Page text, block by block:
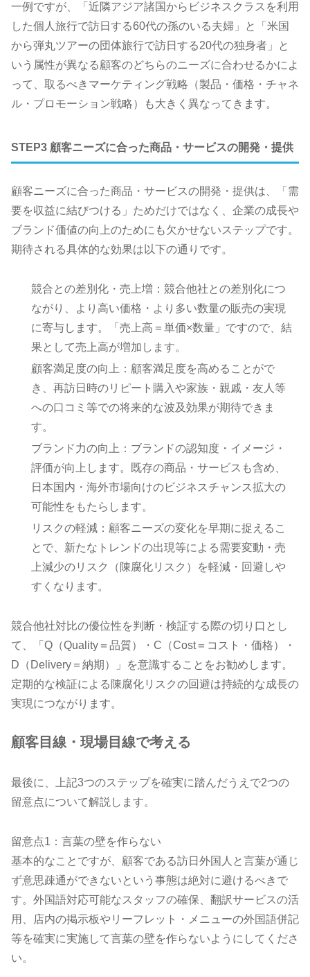
一例ですが、「近隣アジア諸国からビジネスクラスを利用
した個人旅行で訪日する60代の孫のいる夫婦」と「米国
から弾丸ツアーの団体旅行で訪日する20代の独身者」と
いう属性が異なる顧客のどちらのニーズに合わせるかによ
って、取るべきマーケティング戦略（製品・価格・チャネ
ル・プロモーション戦略）も大きく異なってきます。
STEP3 顧客ニーズに合った商品・サービスの開発・提供
顧客ニーズに合った商品・サービスの開発・提供は、「需
要を収益に結びつける」ためだけではなく、企業の成長や
ブランド価値の向上のためにも欠かせないステップです。
期待される具体的な効果は以下の通りです。
競合との差別化・売上増：競合他社との差別化につ
ながり、より高い価格・より多い数量の販売の実現
に寄与します。「売上高＝単価×数量」ですので、結
果として売上高が増加します。
顧客満足度の向上：顧客満足度を高めることがで
き、再訪日時のリピート購入や家族・親戚・友人等
への口コミ等での将来的な波及効果が期待できま
す。
ブランド力の向上：ブランドの認知度・イメージ・
評価が向上します。既存の商品・サービスも含め、
日本国内・海外市場向けのビジネスチャンス拡大の
可能性をもたらします。
リスクの軽減：顧客ニーズの変化を早期に捉えるこ
とで、新たなトレンドの出現等による需要変動・売
上減少のリスク（陳腐化リスク）を軽減・回避しや
すくなります。
競合他社対比の優位性を判断・検証する際の切り口とし
て、「Q（Quality＝品質）・C（Cost＝コスト・価格）・
D（Delivery＝納期）」を意識することをお勧めします。
定期的な検証による陳腐化リスクの回避は持続的な成長の
実現につながります。
顧客目線・現場目線で考える
最後に、上記3つのステップを確実に踏んだうえで2つの
留意点について解説します。
留意点1：言葉の壁を作らない
基本的なことですが、顧客である訪日外国人と言葉が通じ
ず意思疎通ができないという事態は絶対に避けるべきで
す。外国語対応可能なスタッフの確保、翻訳サービスの活
用、店内の掲示板やリーフレット・メニューの外国語併記
等を確実に実施して言葉の壁を作らないようにしてくださ
い。